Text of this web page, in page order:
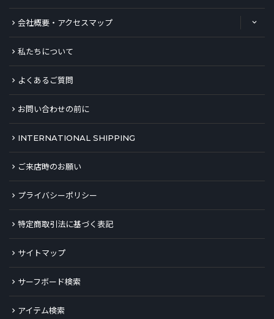
会社概要・アクセスマップ
私たちについて
よくあるご質問
お問い合わせの前に
INTERNATIONAL SHIPPING
ご来店時のお願い
プライバシーポリシー
特定商取引法に基づく表記
サイトマップ
サーフボード検索
アイテム検索